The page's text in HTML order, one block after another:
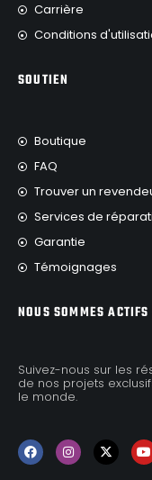
Carrière
Conditions
SOUTIEN
Boutique
FAQ
Trouver un
Services de
Garantie
Témoignages
NOUS SOMMES
Suivez-nous sur les
de nos projets
le monde.